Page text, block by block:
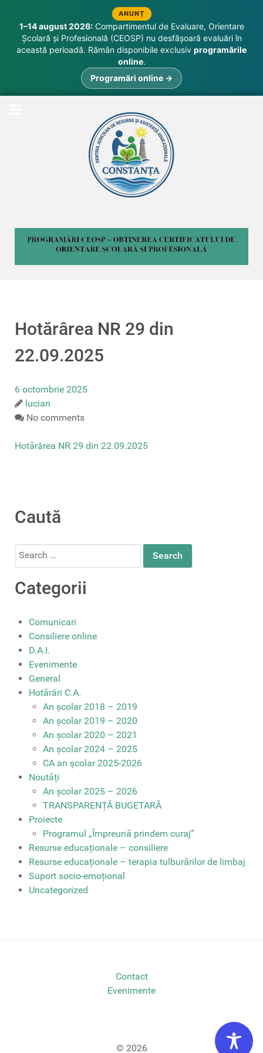
ANUNȚ
1–14 august 2026:Compartimentul de Evaluare, Orientare
Școlară și Profesională (CEOSP) nu desfășoară evaluări în
această perioadă. Rămân disponibile exclusiv programările
online.
Programări online →
Hotărârea NR 29 din
22.09.2025
6 octombrie 2025
lucian
No comments
Hotărârea NR 29 din 22.09.2025
Caută
Search
Categorii
Comunicari
Consiliere online
D.A.I.
Evenimente
General
Hotărâri C.A.
An școlar 2018 – 2019
An școlar 2019 – 2020
An școlar 2020 – 2021
An școlar 2024 – 2025
CA an școlar 2025-2026
Noutăți
An școlar 2025 – 2026
TRANSPARENȚĂ BUGETARĂ
Proiecte
Programul „Împreună prindem curaj”
Resurse educaționale – consiliere
Resurse educaționale – terapia tulburărilor de limbaj
Suport socio-emoțional
Uncategorized
Contact
Evenimente
© 2026